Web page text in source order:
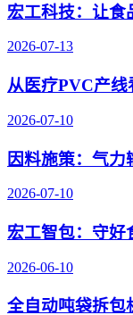
宏工科技：让食
2026-07-13
从医疗PVC产线
2026-07-10
因料施策：气力
2026-07-10
宏工智包：守好
2026-06-10
全自动吨袋拆包